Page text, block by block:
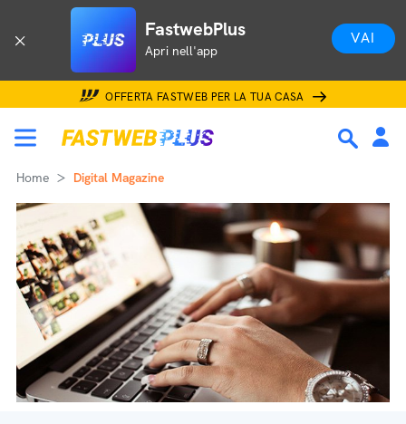
FastwebPlus
Apri nell'app
VAI
OFFERTA FASTWEB PER LA TUA CASA
Home Digital Magazine